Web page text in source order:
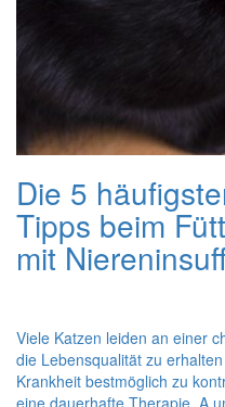
Die 5
Tipps beim
mit
Viele Katzen leiden an einer
die Lebensqualität zu
Krankheit bestmöglich zu
eine dauerhafte Therapie. A